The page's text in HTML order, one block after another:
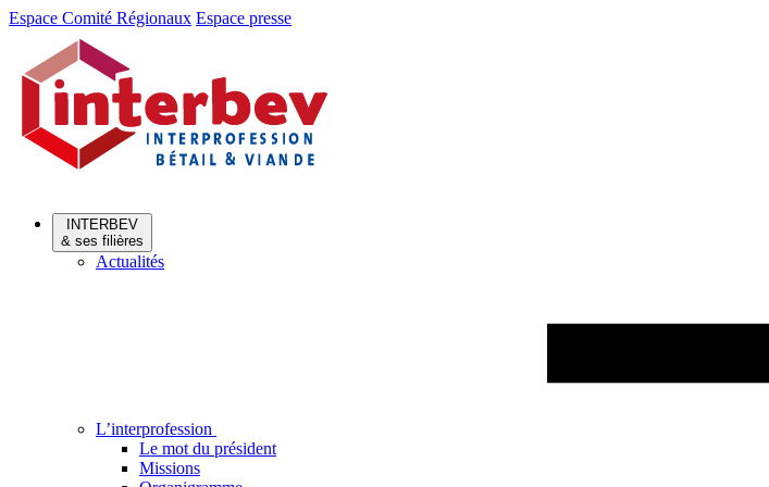
Aller
Aller
contenu
Espace Comité Régionaux Espace presse
INTERBEV
& ses filières
Actualités
L’interprofession
Le mot du président
Missions